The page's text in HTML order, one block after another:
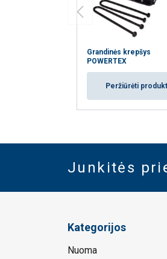
Grandinės krepšys
POWERTEX
Peržiūrėti
Junkitės
Kategorijos
Nuoma